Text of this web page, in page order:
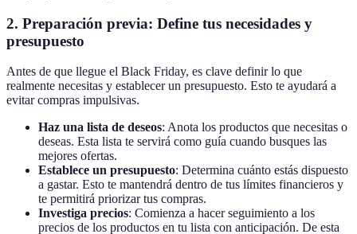
2. Preparación previa: Define tus necesidades y
presupuesto
Antes de que llegue el Black Friday, es clave definir lo que
realmente necesitas y establecer un presupuesto. Esto te ayudará a
evitar compras impulsivas.
Haz una lista de deseos: Anota los productos que necesitas o
deseas. Esta lista te servirá como guía cuando busques las
mejores ofertas.
Establece un presupuesto: Determina cuánto estás dispuesto
a gastar. Esto te mantendrá dentro de tus límites financieros y
te permitirá priorizar tus compras.
Investiga precios: Comienza a hacer seguimiento a los
precios de los productos en tu lista con anticipación. De esta